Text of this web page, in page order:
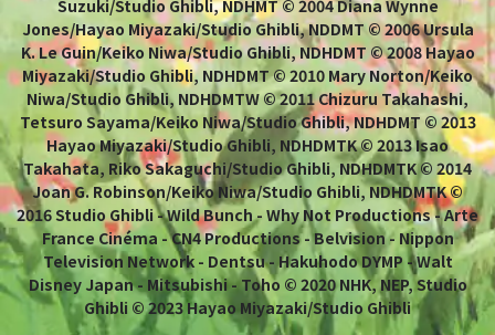
Suzuki/Studio Ghibli, NDHMT © 2004 Diana Wynne
Jones/Hayao Miyazaki/Studio Ghibli, NDDMT © 2006 Ursula
K. Le Guin/Keiko Niwa/Studio Ghibli, NDHDMT © 2008 Hayao
Miyazaki/Studio Ghibli, NDHDMT © 2010 Mary Norton/Keiko
Niwa/Studio Ghibli, NDHDMTW © 2011 Chizuru Takahashi,
Tetsuro Sayama/Keiko Niwa/Studio Ghibli, NDHDMT © 2013
Hayao Miyazaki/Studio Ghibli, NDHDMTK © 2013 Isao
Takahata, Riko Sakaguchi/Studio Ghibli, NDHDMTK © 2014
Joan G. Robinson/Keiko Niwa/Studio Ghibli, NDHDMTK ©
2016 Studio Ghibli - Wild Bunch - Why Not Productions - Arte
France Cinéma - CN4 Productions - Belvision - Nippon
Television Network - Dentsu - Hakuhodo DYMP - Walt
Disney Japan - Mitsubishi - Toho © 2020 NHK, NEP, Studio
Ghibli © 2023 Hayao Miyazaki/Studio Ghibli